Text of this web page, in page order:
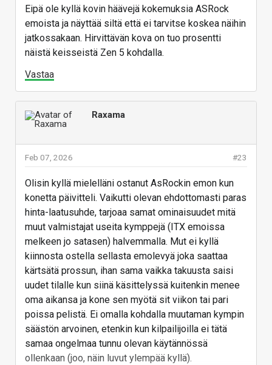
Eipä ole kyllä kovin häävejä kokemuksia ASRock
emoista ja näyttää siltä että ei tarvitse koskea näihin
jatkossakaan. Hirvittävän kova on tuo prosentti
näistä keisseistä Zen 5 kohdalla.
Vastaa
Raxama
#23
Feb 07, 2026
Olisin kyllä mielelläni ostanut AsRockin emon kun
konetta päivitteli. Vaikutti olevan ehdottomasti paras
hinta-laatusuhde, tarjoaa samat ominaisuudet mitä
muut valmistajat useita kymppejä (ITX emoissa
melkeen jo satasen) halvemmalla. Mut ei kyllä
kiinnosta ostella sellasta emolevyä joka saattaa
kärtsätä prossun, ihan sama vaikka takuusta saisi
uudet tilalle kun siinä käsittelyssä kuitenkin menee
oma aikansa ja kone sen myötä sit viikon tai pari
poissa pelistä. Ei omalla kohdalla muutaman kympin
säästön arvoinen, etenkin kun kilpailijoilla ei tätä
samaa ongelmaa tunnu olevan käytännössä
ollenkaan (joo, näin luvut ylempää kyllä).